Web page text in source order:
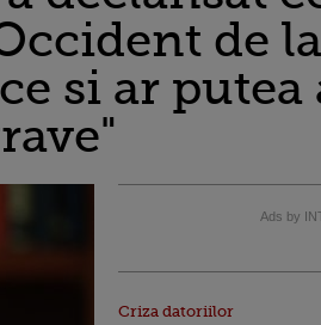
de la
si ar putea
Ads by
Criza datoriilor